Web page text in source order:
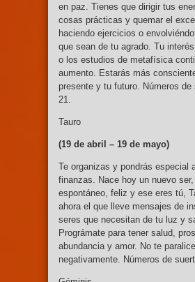
en paz. Tienes que dirigir tus
cosas prácticas y quemar el
haciendo ejercicios o
que sean de tu agrado. Tu
o los estudios de metafísica
aumento. Estarás más
presente y tu futuro. Números de
21.
Tauro
(19 de abril – 19 de mayo)
Te organizas y pondrás especial
finanzas. Nace hoy un nuevo ser,
espontáneo, feliz y ese eres tú,
ahora el que lleve mensajes de
seres que necesitan de tu luz y
Prográmate para tener salud,
abundancia y amor. No te
negativamente. Números de